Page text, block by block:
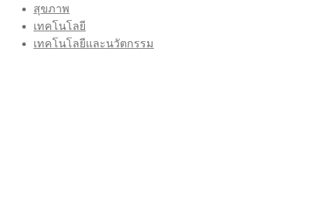
สุขภาพ
เทคโนโลยี
เทคโนโลยีและนวัตกรรม